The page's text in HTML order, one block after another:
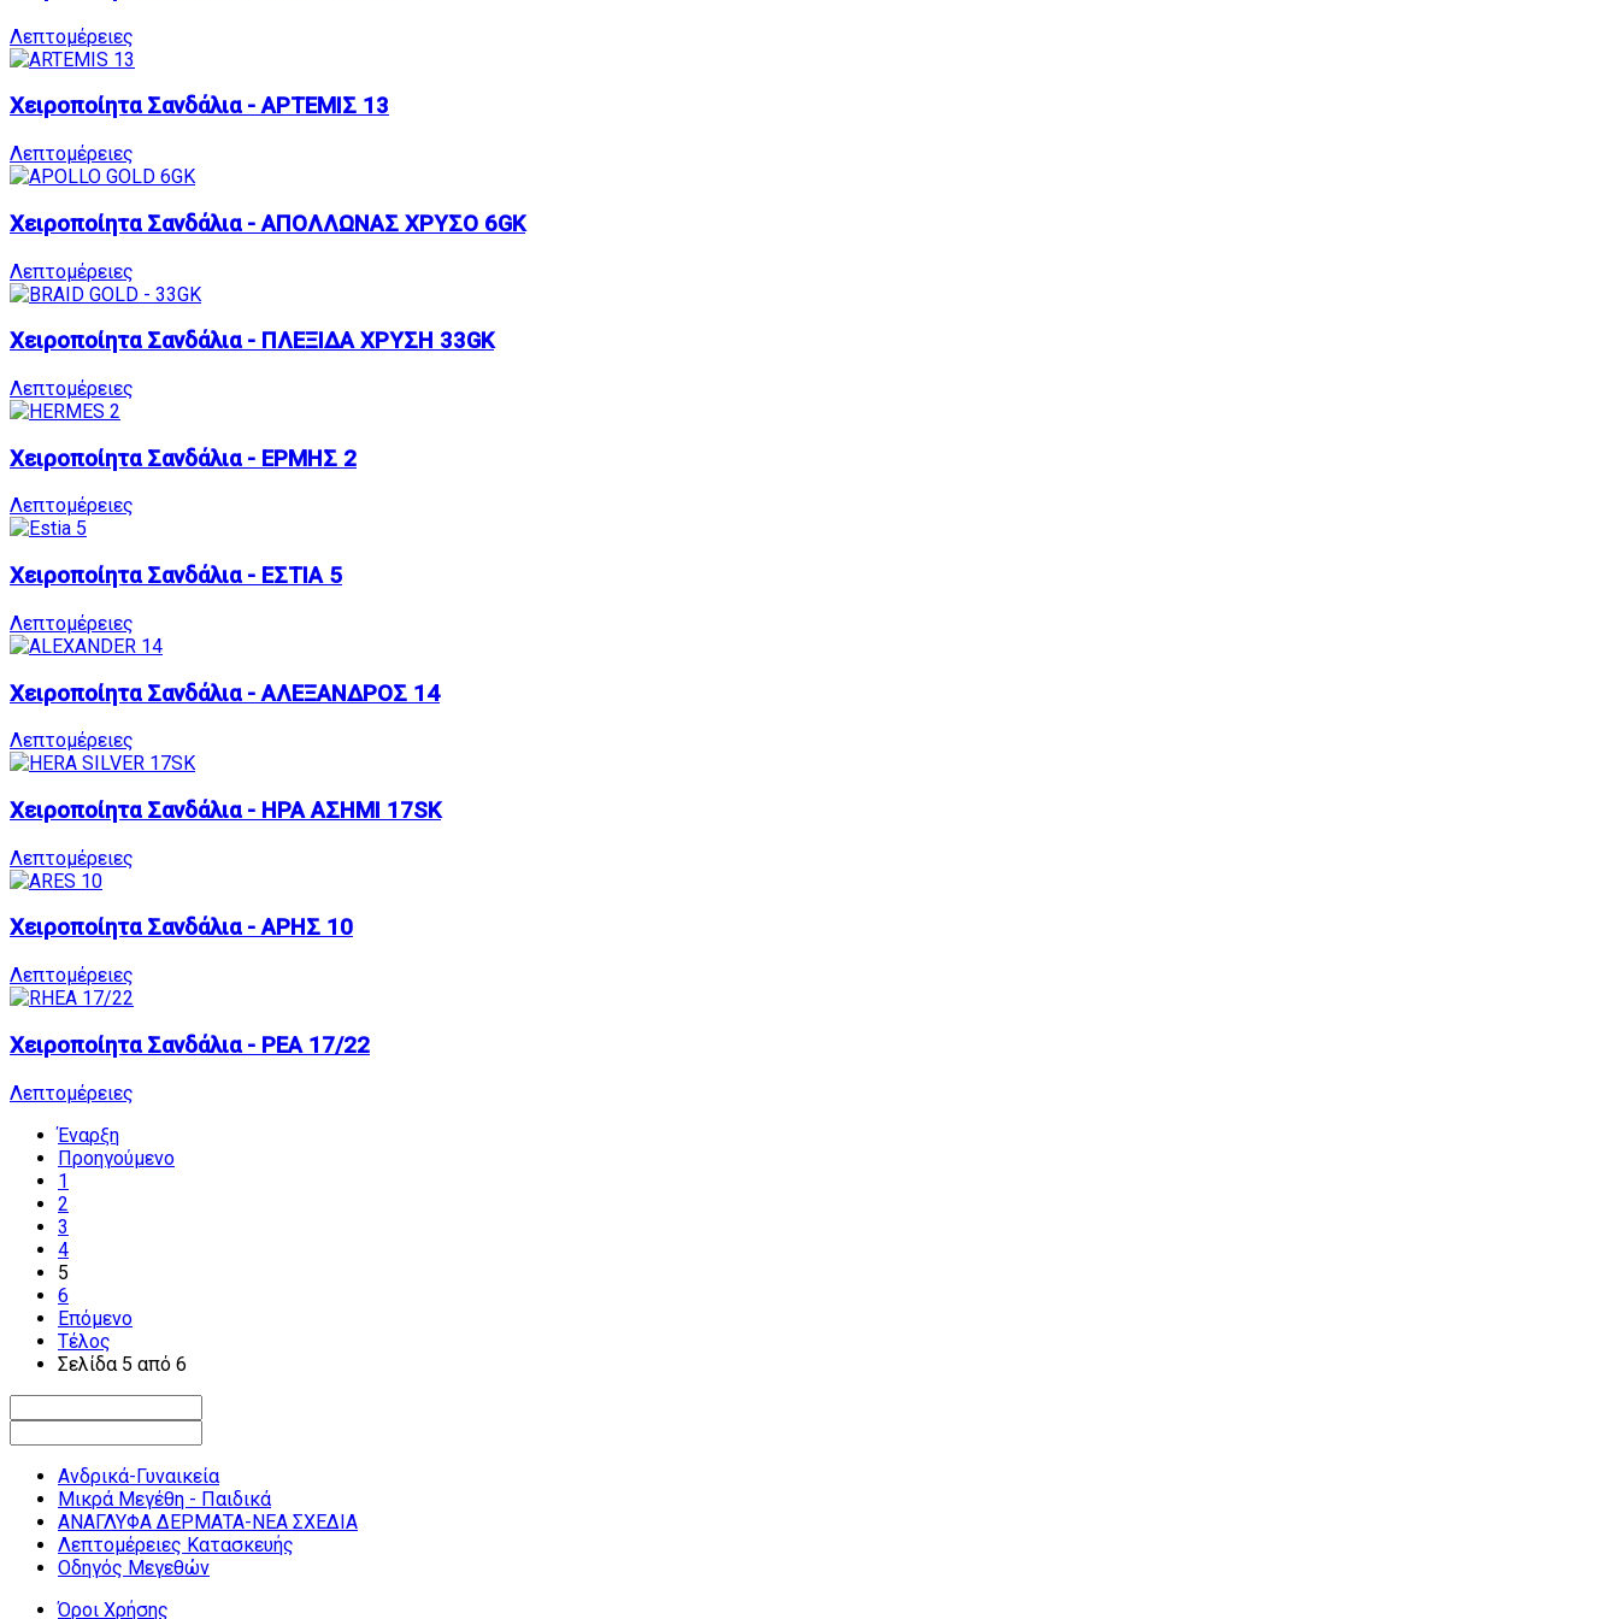
Λεπτομέρειες
Χειροποίητα Σανδάλια - ΑΡΤΕΜΙΣ 13
Λεπτομέρειες
Χειροποίητα Σανδάλια - ΑΠΟΛΛΩΝΑΣ ΧΡΥΣΟ 6GK
Λεπτομέρειες
Χειροποίητα Σανδάλια - ΠΛΕΞΙΔΑ ΧΡΥΣΗ 33GK
Λεπτομέρειες
Χειροποίητα Σανδάλια - ΕΡΜΗΣ 2
Λεπτομέρειες
Χειροποίητα Σανδάλια - ΕΣΤΙΑ 5
Λεπτομέρειες
Χειροποίητα Σανδάλια - ΑΛΕΞΑΝΔΡΟΣ 14
Λεπτομέρειες
Χειροποίητα Σανδάλια - ΗΡΑ ΑΣΗΜΙ 17SK
Λεπτομέρειες
Χειροποίητα Σανδάλια - ΑΡΗΣ 10
Λεπτομέρειες
Χειροποίητα Σανδάλια - ΡΕΑ 17/22
Λεπτομέρειες
Έναρξη
Προηγούμενο
1
2
3
4
5
6
Επόμενο
Τέλος
Σελίδα 5 από 6
Ανδρικά-Γυναικεία
Μικρά Μεγέθη - Παιδικά
ΑΝΑΓΛΥΦΑ ΔΕΡΜΑΤΑ-ΝΕΑ ΣΧΕΔΙΑ
Λεπτομέρειες Κατασκευής
Οδηγός Μεγεθών
Όροι Χρήσης